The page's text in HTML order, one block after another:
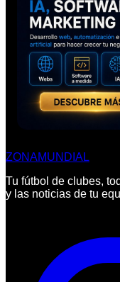
ZONAMUNDIAL
Tu fútbol de clubes,
y las noticias de tu